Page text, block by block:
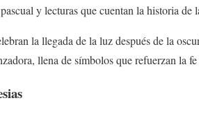
y lecturas que cuentan la historia de
la llegada de la luz después de la
llena de símbolos que refuerzan la